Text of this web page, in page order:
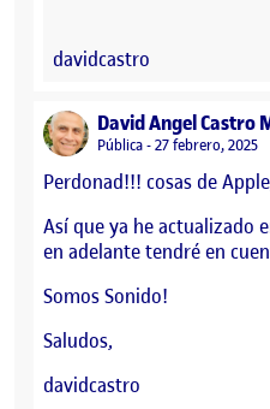
davidcastro
David Angel Castro
Visibilidad:
Pública 27 febrero, 2025
Perdonad!!! cosas de
Así que ya he actualizado
en adelante tendré en
Somos Sonido!
Saludos,
davidcastro